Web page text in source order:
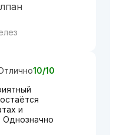
10/10
и
Однозначно